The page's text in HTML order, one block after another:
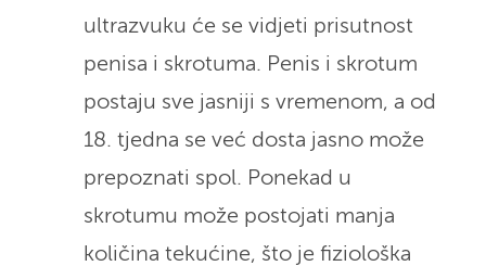
ultrazvuku će se vidjeti prisutnost
penisa i skrotuma. Penis i skrotum
postaju sve jasniji s vremenom, a od
18. tjedna se već dosta jasno može
prepoznati spol. Ponekad u
skrotumu može postojati manja
količina tekućine, što je fiziološka